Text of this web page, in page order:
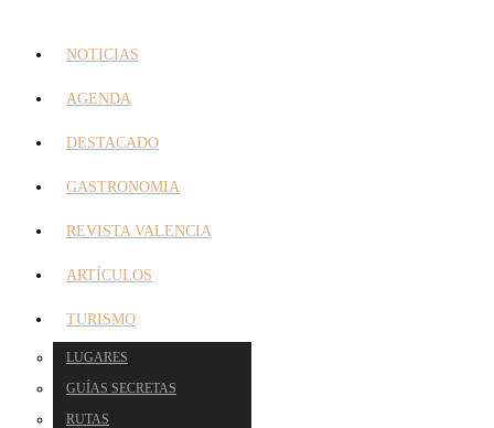
NOTICIAS
AGENDA
DESTACADO
GASTRONOMIA
REVISTA VALENCIA
ARTÍCULOS
TURISMO
LUGARES
GUÍAS SECRETAS
RUTAS